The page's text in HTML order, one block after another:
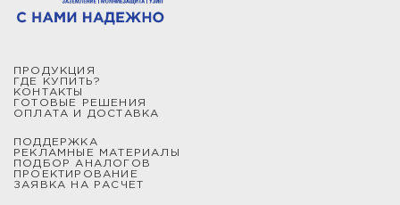
ПРОДУКЦИЯ
ГДЕ КУПИТЬ?
КОНТАКТЫ
ГОТОВЫЕ РЕШЕНИЯ
ОПЛАТА И ДОСТАВКА
ПОДДЕРЖКА
РЕКЛАМНЫЕ МАТЕРИАЛЫ
ПОДБОР АНАЛОГОВ
ПРОЕКТИРОВАНИЕ
ЗАЯВКА НА РАСЧЕТ